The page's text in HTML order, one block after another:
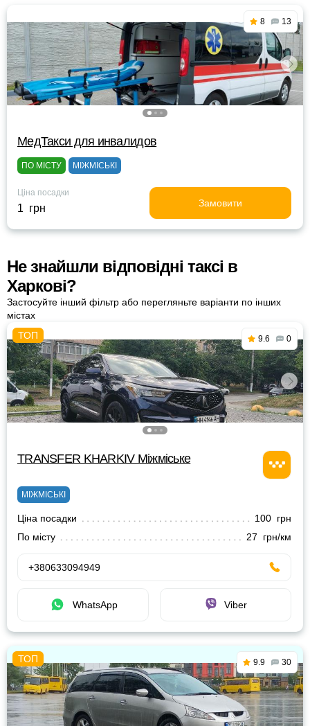
8 13
МедТакси для инвалидов
ПО МІСТУ МІЖМІСЬКІ
Ціна посадки
1 грн Замовити
Не знайшли відповідні таксі в
Харкові?
Застосуйте інший фільтр або перегляньте варіанти по інших
містах
9.6 0
TRANSFER KHARKIV Міжміське
МІЖМІСЬКІ
Ціна посадки
100 грн
По місту
27 грн/км
+380633094949
WhatsApp Viber
9.9 30